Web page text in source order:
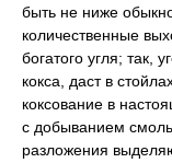
быть не ниже
количественные
богатого угля; так,
кокса, даст в
коксование в
с добыванием
разложения